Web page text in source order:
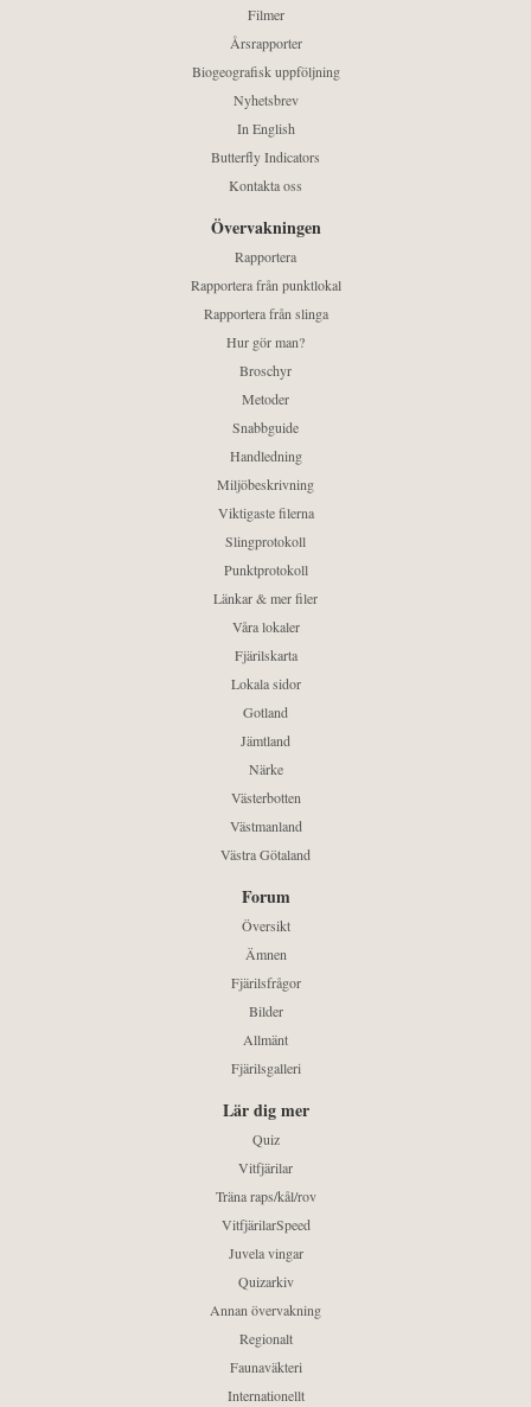
Filmer
Årsrapporter
Biogeografisk uppföljning
Nyhetsbrev
In English
Butterfly Indicators
Kontakta oss
Övervakningen
Rapportera
Rapportera från punktlokal
Rapportera från slinga
Hur gör man?
Broschyr
Metoder
Snabbguide
Handledning
Miljöbeskrivning
Viktigaste filerna
Slingprotokoll
Punktprotokoll
Länkar & mer filer
Våra lokaler
Fjärilskarta
Lokala sidor
Gotland
Jämtland
Närke
Västerbotten
Västmanland
Västra Götaland
Forum
Översikt
Ämnen
Fjärilsfrågor
Bilder
Allmänt
Fjärilsgalleri
Lär dig mer
Quiz
Vitfjärilar
Träna raps/kål/rov
VitfjärilarSpeed
Juvela vingar
Quizarkiv
Annan övervakning
Regionalt
Faunaväkteri
Internationellt